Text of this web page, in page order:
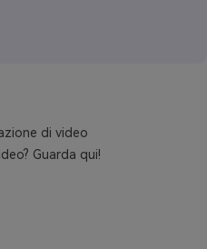
di video
Guarda qui!